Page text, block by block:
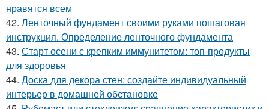
нравятся всем
42. Ленточный фундамент своими руками пошаговая
инструкция. Определение ленточного фундамента
43. Старт осени с крепким иммунитетом: топ-продукты
для здоровья
44. Доска для декора стен: создайте индивидуальный
интерьер в домашней обстановке